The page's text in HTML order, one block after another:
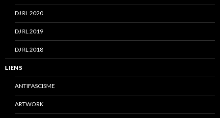
DJ RL 2020
DJ RL 2019
DJ RL 2018
LIENS
ANTIFASCISME
ARTWORK